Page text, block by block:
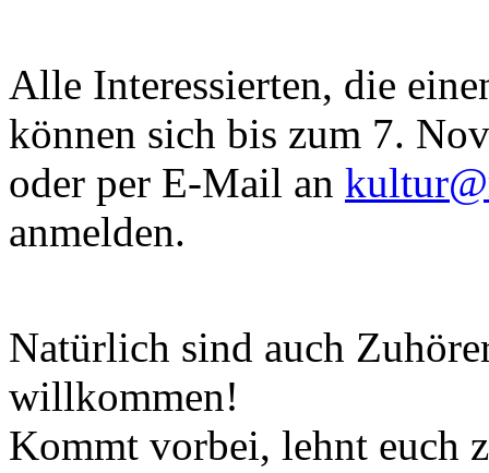
Alle Interessierten, die
können sich bis zum 7.
oder per E-Mail an
anmelden.
Natürlich sind auch
willkommen!
Kommt vorbei, lehnt euch